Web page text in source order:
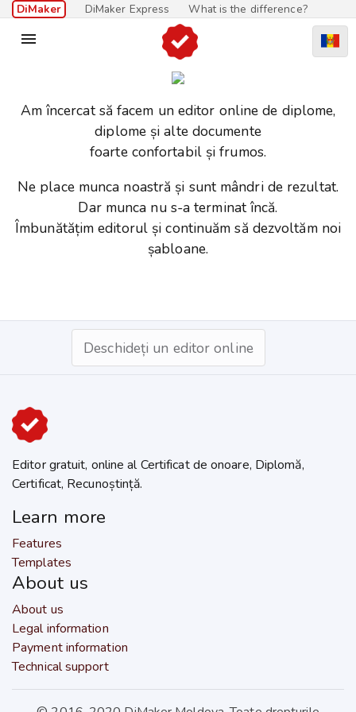
DiMaker DiMaker Express What is the difference?

Am încercat să facem un editor online de diplome,
diplome și alte documente
foarte confortabil și frumos.
Ne place munca noastră și sunt mândri de rezultat.
Dar munca nu s-a terminat încă.
Îmbunătățim editorul și continuăm să dezvoltăm noi
șabloane.
Deschideți un editor online
Editor gratuit, online al Certificat de onoare, Diplomă,
Certificat, Recunoștință.
Learn more
Features
Templates
About us
About us
Legal information
Payment information
Technical support